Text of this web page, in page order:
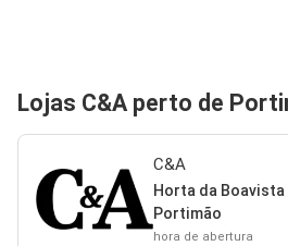
Lojas C&A perto de
C&A
Horta da Boavista
Portimão
hora de abertura